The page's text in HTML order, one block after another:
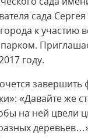
сада
к участию
году.
«Давайте же
на ней цвели